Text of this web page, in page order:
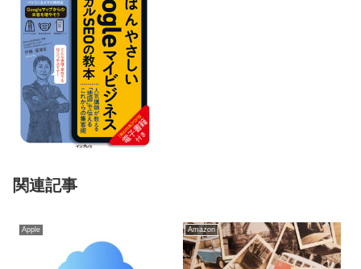
関連記事
Apple Amazon